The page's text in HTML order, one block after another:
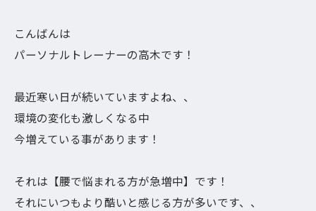
こんばんは
パーソナルトレーナーの高木です！
最近寒い日が続いていますよね、、
環境の変化も激しくなる中
今増えている事があります！
それは【腰で悩まれる方が急増中】です！
それにいつもより酷いと感じる方が多いです、、